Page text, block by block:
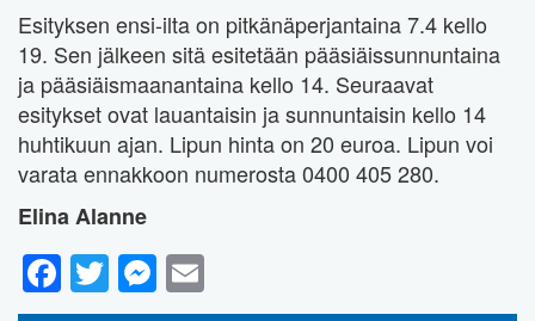
Esityksen ensi-ilta on pitkänäperjantaina 7.4 kello
19. Sen jälkeen sitä esitetään pääsiäissunnuntaina
ja pääsiäismaanantaina kello 14. Seuraavat
esitykset ovat lauantaisin ja sunnuntaisin kello 14
huhtikuun ajan. Lipun hinta on 20 euroa. Lipun voi
varata ennakkoon numerosta 0400 405 280.
Elina Alanne
Facebook
TwitterMessenger